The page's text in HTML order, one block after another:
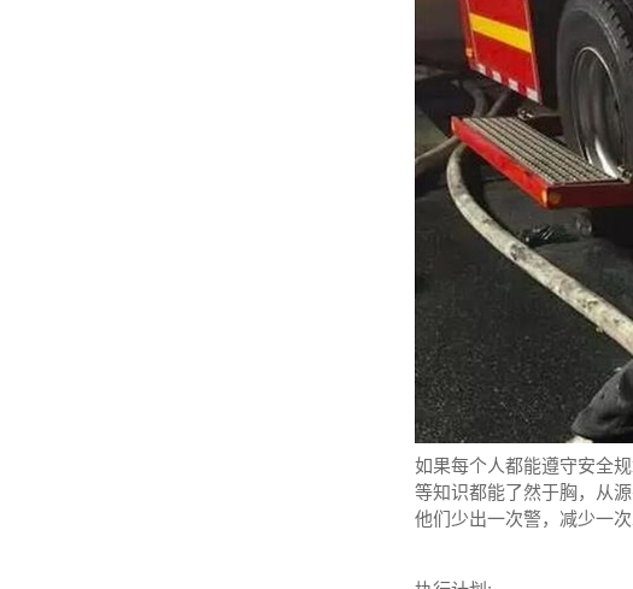
如果每个人都能遵守安全
等知识都能了然于胸，从
他们少出一次警，减少一次